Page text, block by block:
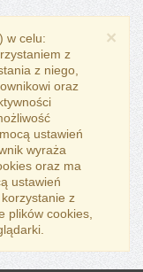
×
w celu:
z
z niego,
oraz
ustawień
wyraża
oraz ma
ustawień
z
plików cookies,